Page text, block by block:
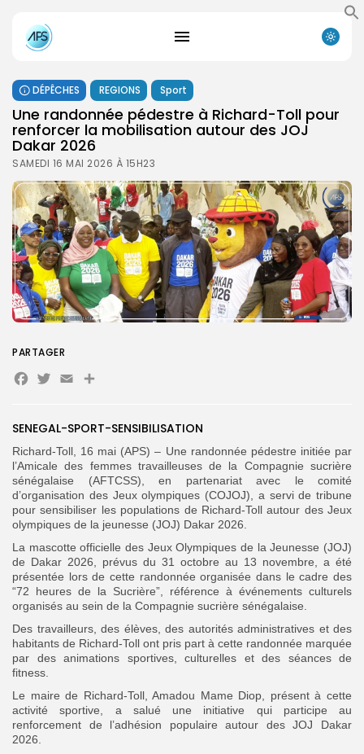
for:
FR
DÉPÊCHES REGIONS Sport
Une randonnée pédestre à Richard-Toll pour
renforcer la mobilisation autour des JOJ
Dakar 2026
SAMEDI 16 MAI 2026 À 15H23
SENEGAL-SPORT-SENSIBILISATION
Richard-Toll, 16 mai (APS) – Une randonnée pédestre initiée par
l’Amicale des femmes travailleuses de la Compagnie sucrière
sénégalaise (AFTCSS), en partenariat avec le comité
d’organisation des Jeux olympiques (COJOJ), a servi de tribune
pour sensibiliser les populations de Richard-Toll autour des Jeux
olympiques de la jeunesse (JOJ) Dakar 2026.
La mascotte officielle des Jeux Olympiques de la Jeunesse (JOJ)
de Dakar 2026, prévus du 31 octobre au 13 novembre, a été
présentée lors de cette randonnée organisée dans le cadre des
“72 heures de la Sucrière”, référence à événements culturels
organisés au sein de la Compagnie sucrière sénégalaise.
Des travailleurs, des élèves, des autorités administratives et des
habitants de Richard-Toll ont pris part à cette randonnée marquée
par des animations sportives, culturelles et des séances de
fitness.
Le maire de Richard-Toll, Amadou Mame Diop, présent à cette
activité sportive, a salué une initiative qui participe au
renforcement de l’adhésion populaire autour des JOJ Dakar
2026.
PARTAGER
Facebook
Twitter
EmailPartager